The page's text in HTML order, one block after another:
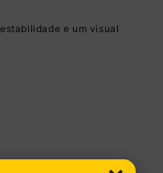
e um visual
unidade):